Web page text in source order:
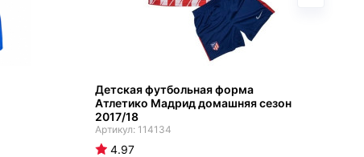
Детская футбольная форма
Атлетико Мадрид домашняя сезон
2017/18
114134
4.97